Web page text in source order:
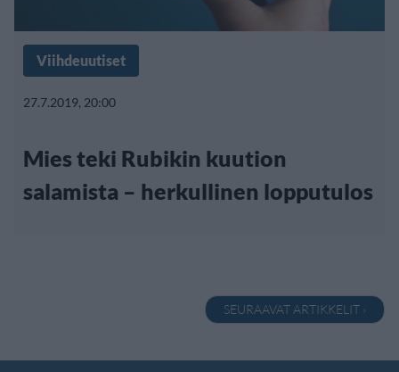
Viihdeuutiset
27.7.2019, 20:00
Mies teki Rubikin kuution
salamista – herkullinen lopputulos
SEURAAVAT ARTIKKELIT ›